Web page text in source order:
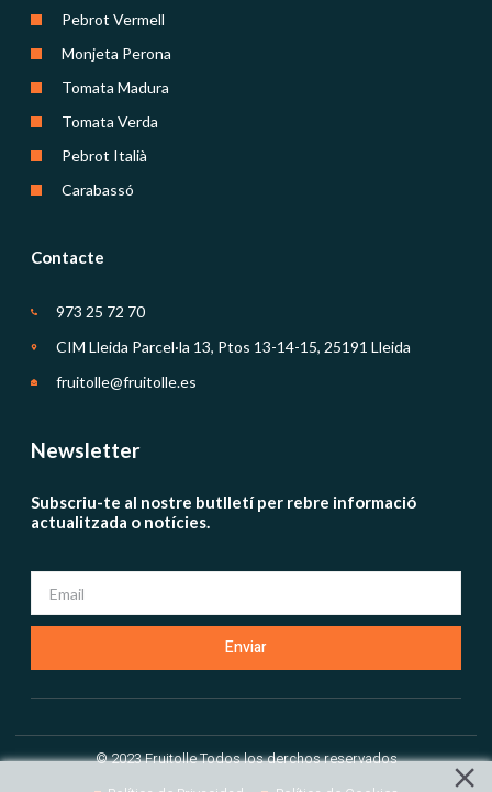
Pebrot Vermell
Monjeta Perona
Tomata Madura
Tomata Verda
Pebrot Italià
Carabassó
Contacte
973 25 72 70
CIM Lleida Parcel·la 13, Ptos 13-14-15, 25191 Lleida
fruitolle@fruitolle.es
Newsletter
Subscriu-te al nostre butlletí per rebre informació
actualitzada o notícies.
Enviar
© 2023 Fruitolle Todos los derchos reservados